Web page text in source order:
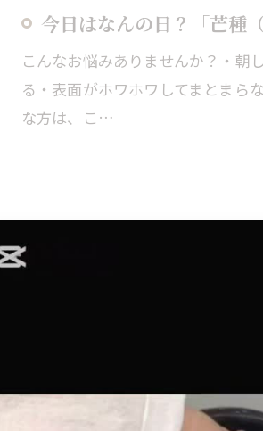
今日はなんの日？「芒種
こんなお悩みありませんか？・朝
る・表面がホワホワしてまとまら
な方は、こ…
湿気と紫外線が気になる